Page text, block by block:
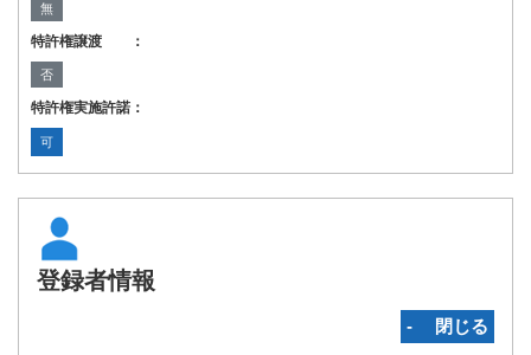
無
特許権譲渡 ：
否
特許権実施許諾：
可
登録者情報
‐ 閉じる